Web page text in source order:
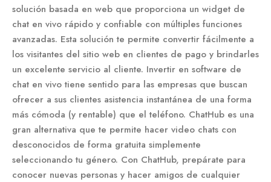
solución basada en web que proporciona un widget de
chat en vivo rápido y confiable con múltiples funciones
avanzadas. Esta solución te permite convertir fácilmente a
los visitantes del sitio web en clientes de pago y brindarles
un excelente servicio al cliente. Invertir en software de
chat en vivo tiene sentido para las empresas que buscan
ofrecer a sus clientes asistencia instantánea de una forma
más cómoda (y rentable) que el teléfono. ChatHub es una
gran alternativa que te permite hacer video chats con
desconocidos de forma gratuita simplemente
seleccionando tu género. Con ChatHub, prepárate para
conocer nuevas personas y hacer amigos de cualquier